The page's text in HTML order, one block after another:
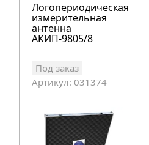
Логопериодическая
измерительная
антенна
АКИП-9805/8
Под заказ
Артикул: 031374